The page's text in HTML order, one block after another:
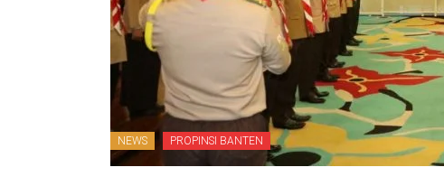
NEWS PROPINSI BANTEN